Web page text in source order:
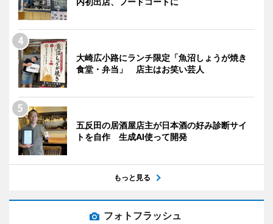
大崎広小路にランチ限定「魚沼しょうが焼き
食堂・弁当」 店主はお笑い芸人
五反田の居酒屋店主が日本酒の好み診断サイ
トを自作 生成AI使って開発
もっと見る
フォトフラッシュ